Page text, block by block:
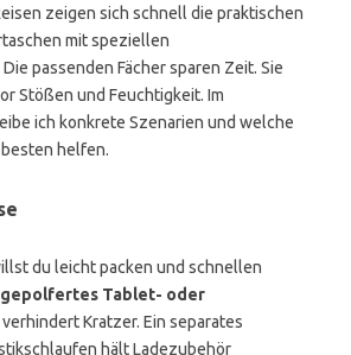
zeigen sich schnell die praktischen
mit speziellen
passenden Fächer sparen Zeit. Sie
Stößen und Feuchtigkeit. Im
ich konkrete Szenarien und welche
helfen.
du leicht packen und schnellen
gepolfertes Tablet- oder
verhindert Kratzer. Ein separates
hält Ladezubehör